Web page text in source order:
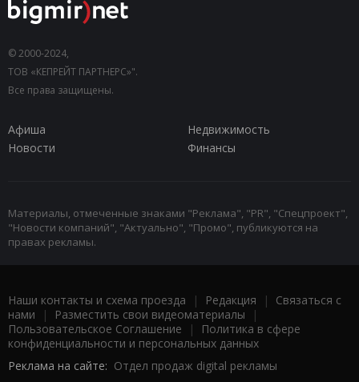
© 2000-2024,
ТОВ «КЕПРЕЙТ ПАРТНЕРС»".
Все права защищены.
Афиша
Недвижимость
Новости
Финансы
Материалы, отмеченные знаками "Реклама", "PR", "Спецпроект",
"Новости компаний", "Актуально", "Промо", публикуются на
правах рекламы.
Наши контакты и схема проезда | Редакция | Связаться с
нами | Разместить свои видеоматериалы |
Пользовательское Соглашение |
Политика в сфере
конфиденциальности и персональных данных
Реклама на сайте: Отдел продаж digital рекламы